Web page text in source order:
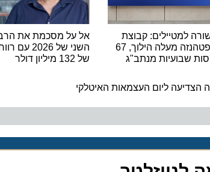
למטיילים: קבוצת
לופטהנזה מעלה הילוך, 67
שבועיות מנתב"ג
אל על מסכמת את הרבעון
השני של 2026 עם רווח נקי
ליום העצמאות האיטלקי